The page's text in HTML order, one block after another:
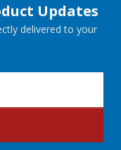
Updates
delivered to your